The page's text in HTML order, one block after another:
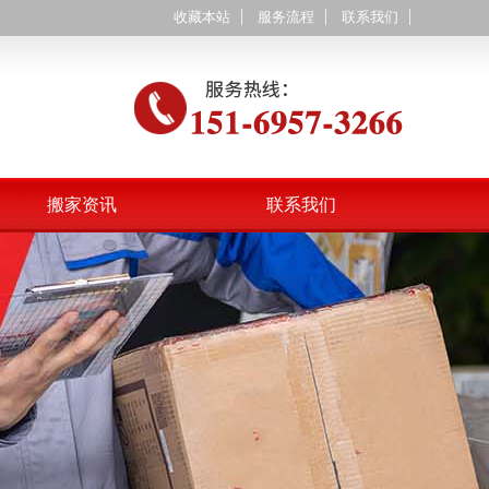
收藏本站 服务流程 联系我们
搬家资讯 联系我们